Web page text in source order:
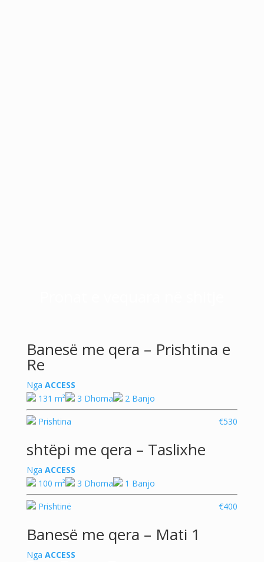
Banesë me qera – Prishtina e
Re
Nga ACCESS
131 m²
3 Dhoma 2 Banjo
Prishtina €530
shtëpi me qera – Taslixhe
Nga ACCESS
100 m²
3 Dhoma 1 Banjo
Prishtinë €400
Banesë me qera – Mati 1
Nga ACCESS